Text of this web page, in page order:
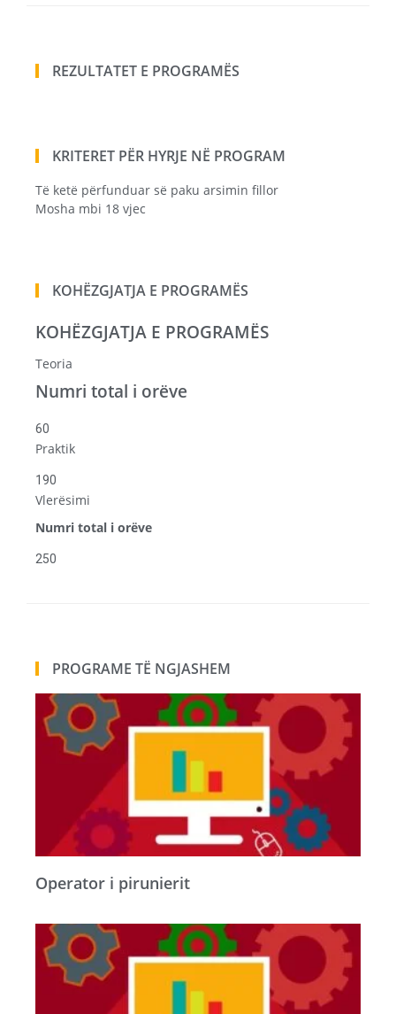
REZULTATET E PROGRAMËS
KRITERET PËR HYRJE NË PROGRAM
Të ketë përfunduar së paku arsimin fillor
Mosha mbi 18 vjec
KOHËZGJATJA E PROGRAMËS
KOHËZGJATJA E PROGRAMËS
Teoria
Numri total i orëve
60
Praktik
190
Vlerësimi
Numri total i orëve
250
PROGRAME TË NGJASHEM
Operator i pirunierit